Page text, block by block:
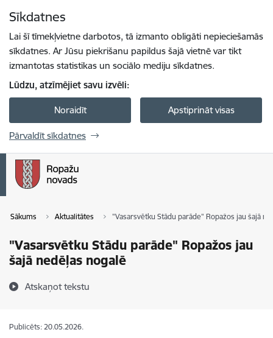
Sīkdatnes
Lai šī tīmekļvietne darbotos, tā izmanto obligāti nepieciešamās
sīkdatnes. Ar Jūsu piekrišanu papildus šajā vietnē var tikt
izmantotas statistikas un sociālo mediju sīkdatnes.
Lūdzu, atzīmējiet savu izvēli:
Noraidīt Apstiprināt visas
Pārvaldīt sīkdatnes
Sākums Aktualitātes "Vasarsvētku Stādu parāde" Ropažos jau šajā
"Vasarsvētku Stādu parāde" Ropažos jau
šajā nedēļas nogalē
Atskaņot tekstu
Publicēts: 20.05.2026.